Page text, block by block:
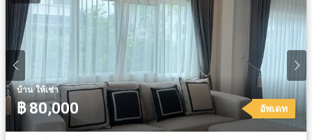
บ้าน·ให้เช่า
฿ 80,000 อัพเดท